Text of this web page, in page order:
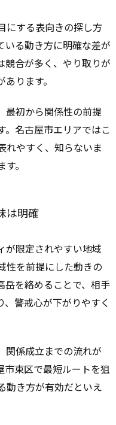
にする表向きの探し方
いる動き方に明確な差が
競合が多く、やり取りが
ります。
最初から関係性の前提
。名古屋市エリアではこ
れやすく、知らないま
。
は明確
が限定されやすい地域
性を前提にした動きの
岳を絡めることで、相手
警戒心が下がりやすく
関係成立までの流れが
市東区で最短ルートを狙
動き方が有効だといえ